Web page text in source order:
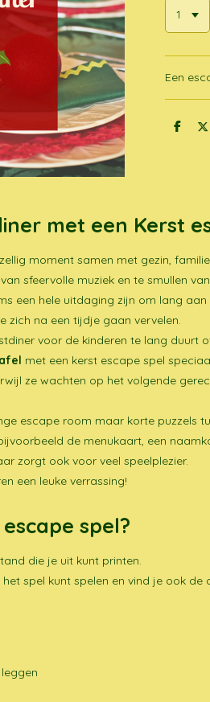
Een
D
D
met een Kerst
moment samen met gezin,
sfeervolle muziek en te smullen
een hele uitdaging zijn om lang
zich na een tijdje gaan vervelen.
voor de kinderen te lang duurt
met een kerst escape spel
ze wachten op het volgende
escape room maar korte puzzels
de menukaart, een
zorgt ook voor veel speelplezier.
een leuke verrassing!
spel?
die je uit kunt printen.
spel kunt spelen en vind je ook de